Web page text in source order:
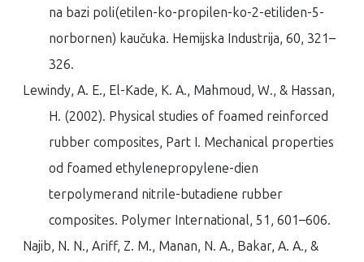
na bazi poli(etilen-ko-propilen-ko-2-etiliden-5-
norbornen) kaučuka. Hemijska Industrija, 60, 321–
326.
Lewindy, A. E., El-Kade, K. A., Mahmoud, W., & Hassan,
H. (2002). Physical studies of foamed reinforced
rubber composites, Part I. Mechanical properties
od foamed ethylenepropylene-dien
terpolymerand nitrile-butadiene rubber
composites. Polymer International, 51 , 601–606.
Najib, N. N., Ariff, Z. M., Manan, N. A., Bakar, A. A., &